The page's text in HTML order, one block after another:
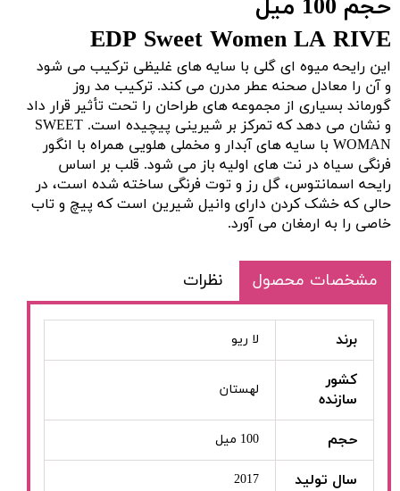
حجم 100 میل
EDP Sweet Women LA RIVE
این رایحه میوه ای گلی با سایه های غلیظی ترکیب می شود
و آن را معادل صحنه عطر مدرن می کند. ترکیب مد روز
گورماند بسیاری از مجموعه های طراحان را تحت تأثیر قرار داد
و نشان می دهد که تمرکز بر شیرینی پیچیده است. SWEET
WOMAN با سایه های آبدار و مخملی هلویی همراه با انگور
فرنگی سیاه در نت های اولیه باز می شود. قلب بر اساس
رایحه اسمانتوس، گل رز و توت فرنگی ساخته شده است، در
حالی که خشک کردن دارای وانیل شیرین است که پیچ و تاب
خاصی را به ارمغان می آورد.
مشخصات محصول نظرات
برند لا ریو
کشور
سازنده
لهستان
حجم 100 میل
سال تولید 2017